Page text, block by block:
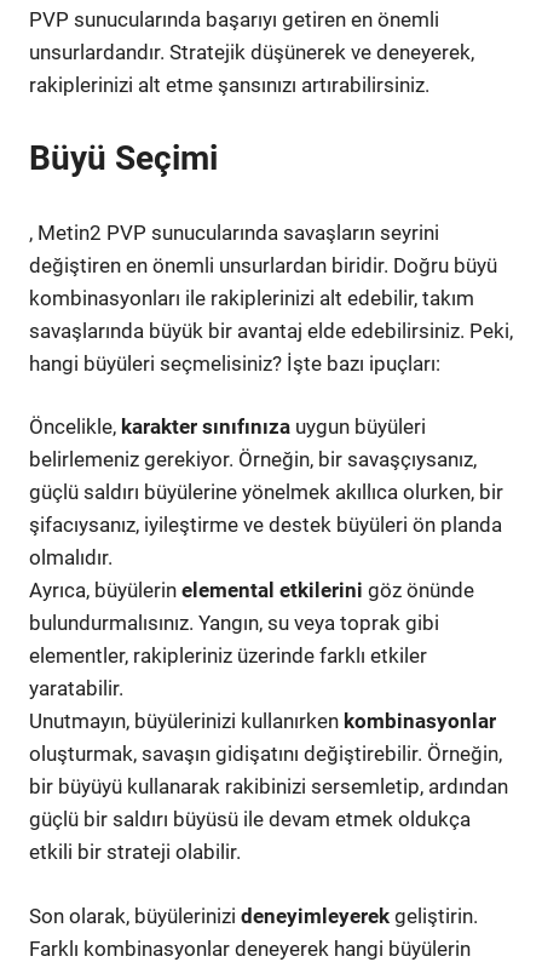
PVP sunucularında başarıyı getiren en önemli
unsurlardandır. Stratejik düşünerek ve deneyerek,
rakiplerinizi alt etme şansınızı artırabilirsiniz.
Büyü Seçimi
, Metin2 PVP sunucularında savaşların seyrini
değiştiren en önemli unsurlardan biridir. Doğru büyü
kombinasyonları ile rakiplerinizi alt edebilir, takım
savaşlarında büyük bir avantaj elde edebilirsiniz. Peki,
hangi büyüleri seçmelisiniz? İşte bazı ipuçları:
Öncelikle, karakter sınıfınıza uygun büyüleri
belirlemeniz gerekiyor. Örneğin, bir savaşçıysanız,
güçlü saldırı büyülerine yönelmek akıllıca olurken, bir
şifacıysanız, iyileştirme ve destek büyüleri ön planda
olmalıdır.
Ayrıca, büyülerin elemental etkilerini göz önünde
bulundurmalısınız. Yangın, su veya toprak gibi
elementler, rakipleriniz üzerinde farklı etkiler
yaratabilir.
Unutmayın, büyülerinizi kullanırken kombinasyonlar
oluşturmak, savaşın gidişatını değiştirebilir. Örneğin,
bir büyüyü kullanarak rakibinizi sersemletip, ardından
güçlü bir saldırı büyüsü ile devam etmek oldukça
etkili bir strateji olabilir.
Son olarak, büyülerinizi deneyimleyerek geliştirin.
Farklı kombinasyonlar deneyerek hangi büyülerin